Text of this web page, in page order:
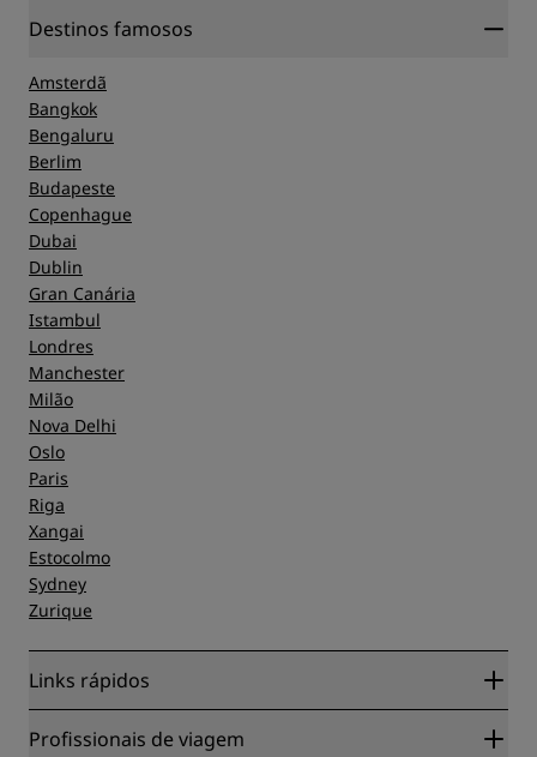
Destinos famosos
Amsterdã
Bangkok
Bengaluru
Berlim
Budapeste
Copenhague
Dubai
Dublin
Gran Canária
Istambul
Londres
Manchester
Milão
Nova Delhi
Oslo
Paris
Riga
Xangai
Estocolmo
Sydney
Zurique
Links rápidos
Radisson Rewards
Profissionais de viagem